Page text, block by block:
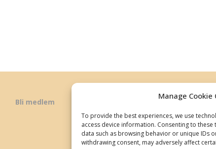
Manage Cookie
To provide the best experiences, we use
access device information. Consenting to
data such as browsing behavior or unique IDs
withdrawing consent, may adversely affect
Bli medlem